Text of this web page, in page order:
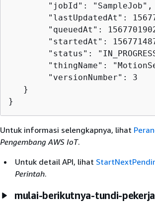
        "jobId": "SampleJob",
"lastUpdatedAt":
"queuedAt":
"startedAt":
"status":
"thingName":
        "versionNumber": 3
   }
}
Untuk informasi selengkapnya, lihat
Pengembang AWS IoT.
Untuk detail API, lihat
Perintah.
mulai-berikutnya-tundi-